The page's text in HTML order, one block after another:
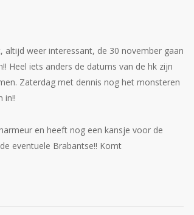
weer interessant, de 30 november gaan
Heel iets anders de datums van de hk zijn
Zaterdag met dennis nog het monsteren
in!!
en heeft nog een kansje voor de
eventuele Brabantse!! Komt